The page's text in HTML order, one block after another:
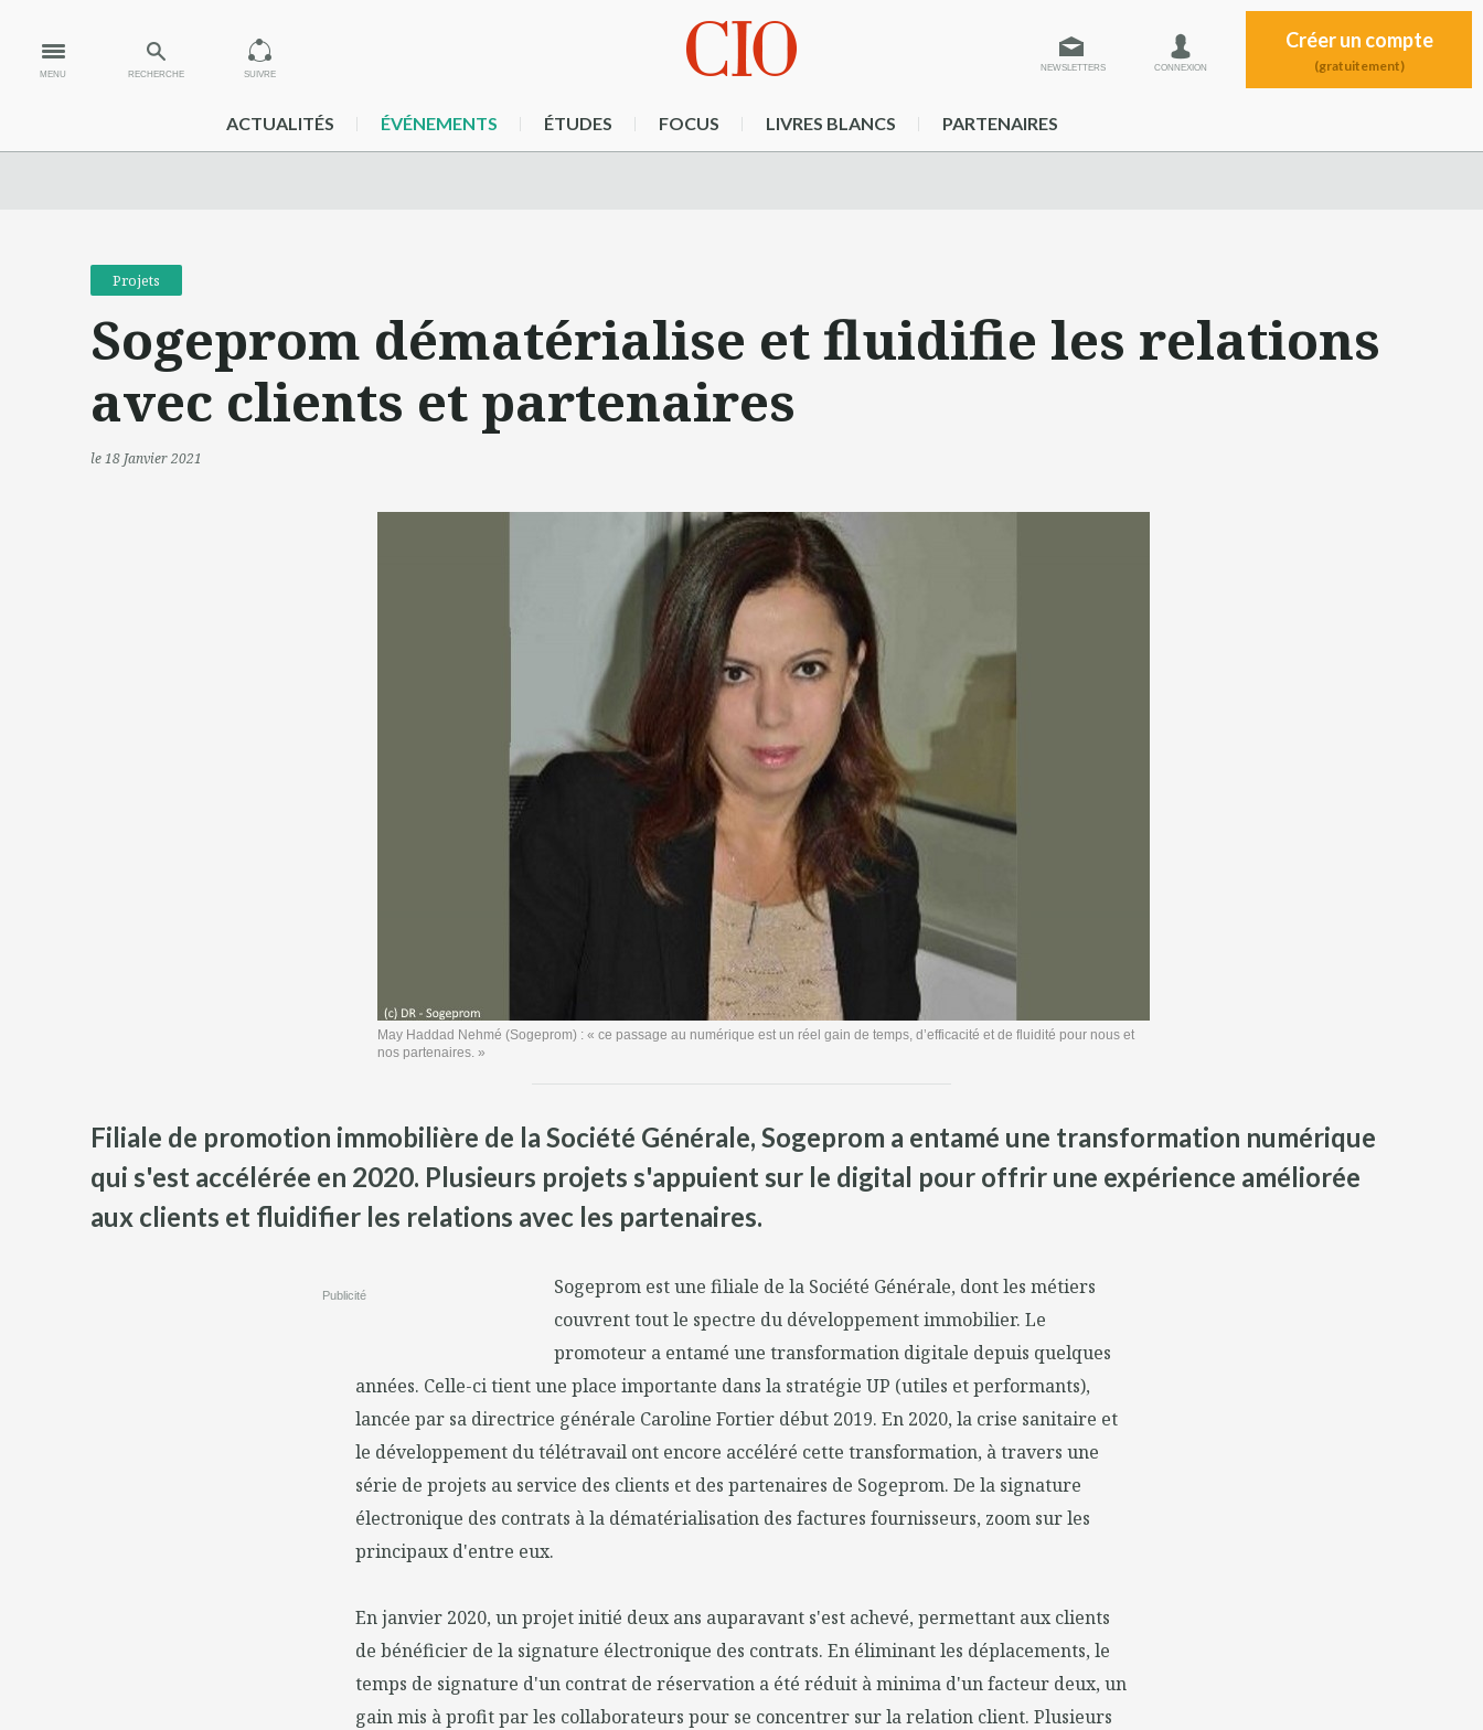
MENU RECHERCHE SUIVRE
NEWSLETTERS CONNEXION
Créer un compte
(gratuitement)
ACTUALITÉS ÉVÉNEMENTS ÉTUDES FOCUS LIVRES BLANCS PARTENAIRES
Projets
Sogeprom dématérialise et fluidifie les relations
avec clients et partenaires
le 18 Janvier 2021
May Haddad Nehmé (Sogeprom) : « ce passage au numérique est un réel gain de temps, d’efficacité et de fluidité pour nous et
nos partenaires. »
Filiale de promotion immobilière de la Société Générale, Sogeprom a entamé une transformation numérique
qui s'est accélérée en 2020. Plusieurs projets s'appuient sur le digital pour offrir une expérience améliorée
aux clients et fluidifier les relations avec les partenaires.
Publicité
Sogeprom est une filiale de la Société Générale, dont les métiers
couvrent tout le spectre du développement immobilier. Le
promoteur a entamé une transformation digitale depuis quelques
années. Celle-ci tient une place importante dans la stratégie UP (utiles et performants),
lancée par sa directrice générale Caroline Fortier début 2019. En 2020, la crise sanitaire et
le développement du télétravail ont encore accéléré cette transformation, à travers une
série de projets au service des clients et des partenaires de Sogeprom. De la signature
électronique des contrats à la dématérialisation des factures fournisseurs, zoom sur les
principaux d'entre eux.
En janvier 2020, un projet initié deux ans auparavant s'est achevé, permettant aux clients
de bénéficier de la signature électronique des contrats. En éliminant les déplacements, le
temps de signature d'un contrat de réservation a été réduit à minima d'un facteur deux, un
gain mis à profit par les collaborateurs pour se concentrer sur la relation client. Plusieurs